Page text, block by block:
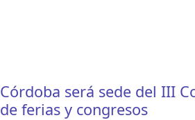
Córdoba será sede del III
de ferias y congresos